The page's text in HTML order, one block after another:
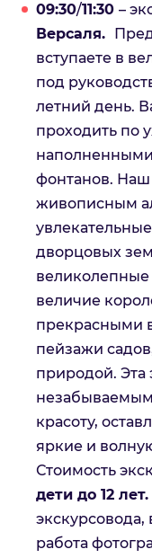
09:30/11:30 –
Версаля.
вступаете в
под
летний день.
проходить по
фонтанов. Наш
живописным
дворцовых
величие
прекрасными
пейзажи
природой. Эта
красоту,
яркие и
Стоимость
дети до 12 лет.
работа